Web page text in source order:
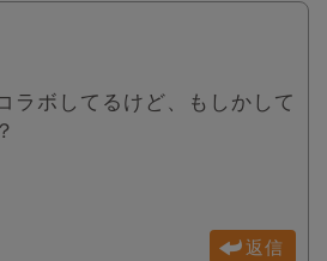
ラボしてるけど、もしかして
返信